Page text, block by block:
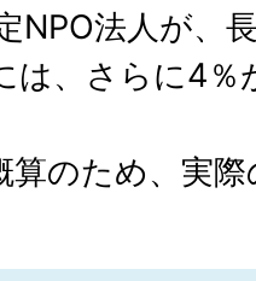
NPO法人が、
は、さらに4％
算のため、実